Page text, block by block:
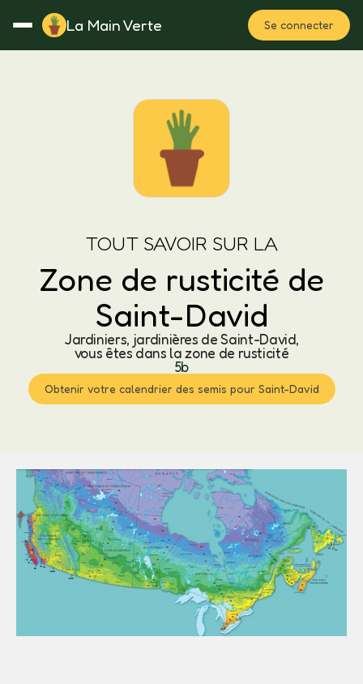
La Main Verte Se connecter
Notes Fertilisation
TOUT SAVOIR SUR LA
Zone de rusticité de
Saint-David
Jardiniers, jardinières de Saint-David,
vous êtes dans la zone de rusticité
5b
Obtenir votre calendrier des semis pour Saint-David